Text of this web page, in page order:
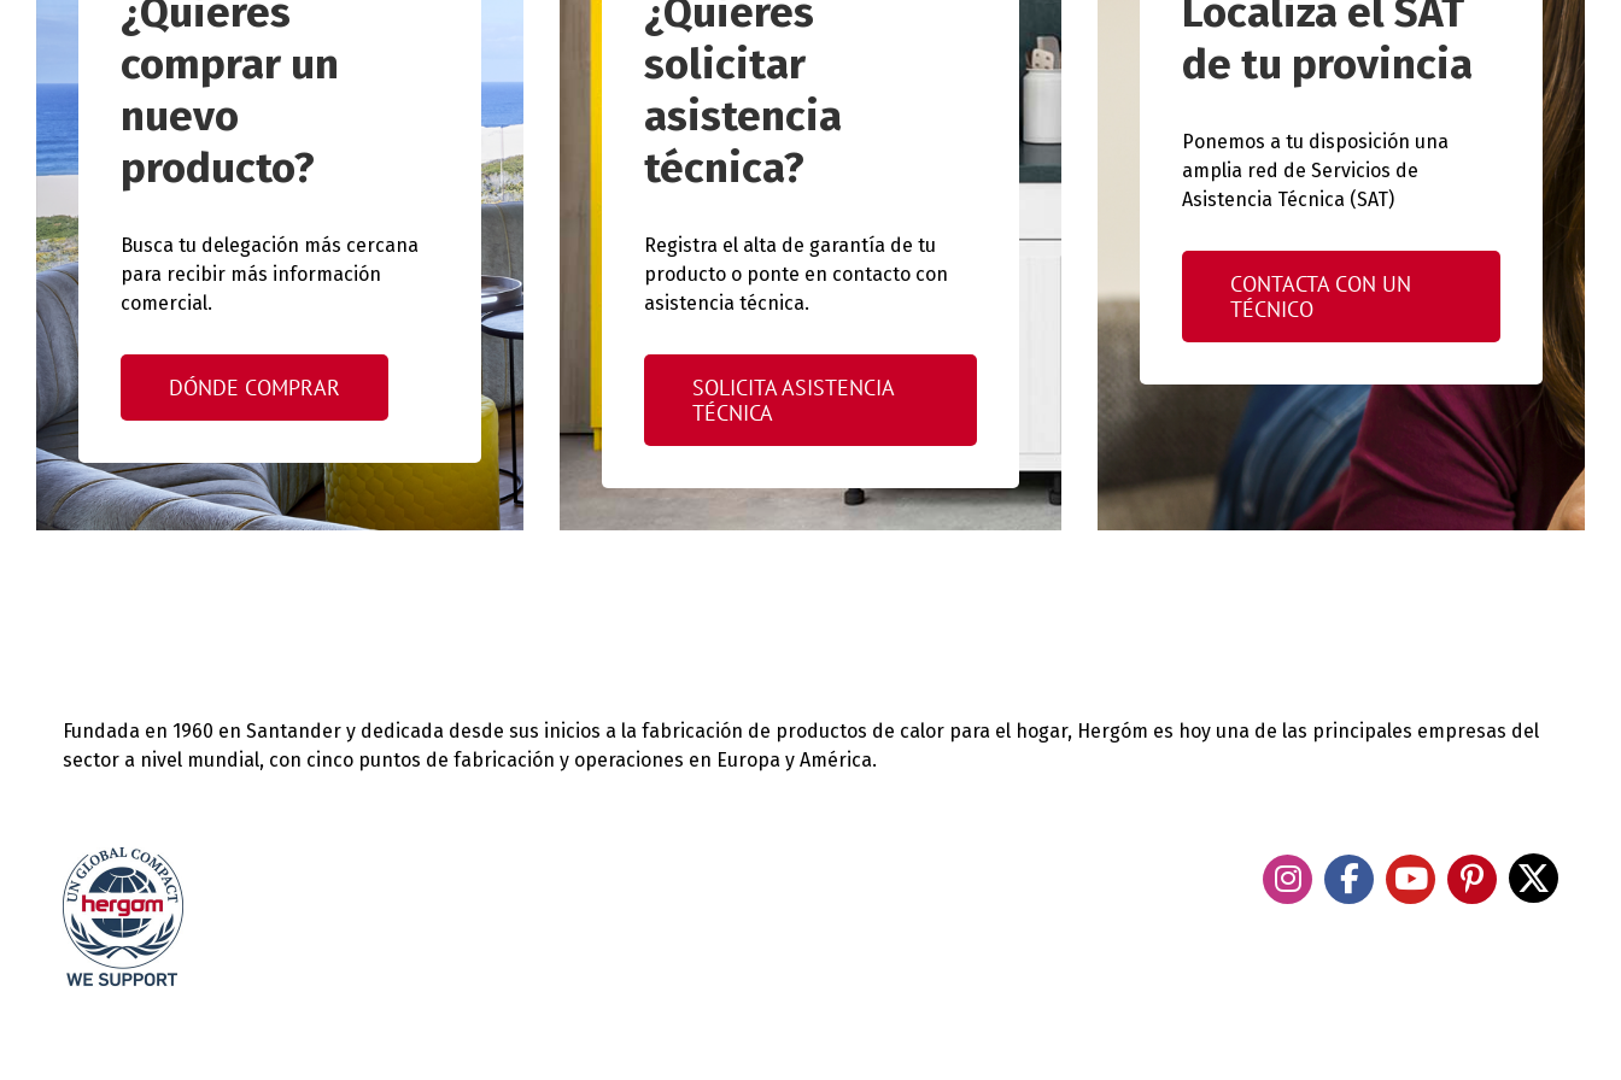
¿Quieres
comprar un
nuevo
producto?
Busca tu delegación más cercana
para recibir más información
comercial.
DÓNDE COMPRAR
¿Quieres
solicitar
asistencia
técnica?
Registra el alta de garantía de tu
producto o ponte en contacto con
asistencia técnica.
SOLICITA ASISTENCIA
TÉCNICA
Localiza el SAT
de tu provincia
Ponemos a tu disposición una
amplia red de Servicios de
Asistencia Técnica (SAT)
CONTACTA CON UN
TÉCNICO
Fundada en 1960 en Santander y dedicada desde sus inicios a la fabricación de productos de calor para el hogar, Hergóm es hoy una de las principales empresas del
sector a nivel mundial, con cinco puntos de fabricación y operaciones en Europa y América.